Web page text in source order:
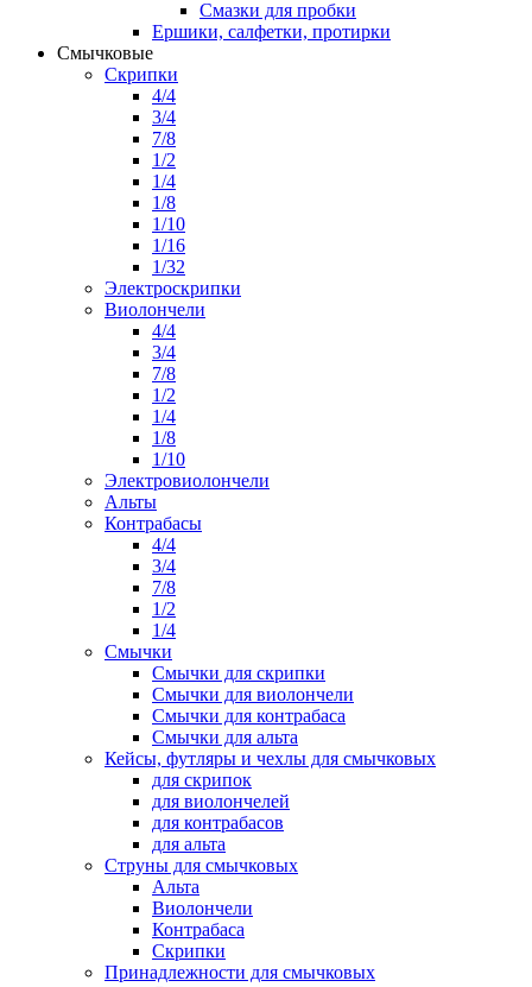
Смазки для пробки
Ершики, салфетки, протирки
Смычковые
Скрипки
4/4
3/4
7/8
1/2
1/4
1/8
1/10
1/16
1/32
Электроскрипки
Виолончели
4/4
3/4
7/8
1/2
1/4
1/8
1/10
Электровиолончели
Альты
Контрабасы
4/4
3/4
7/8
1/2
1/4
Смычки
Смычки для скрипки
Смычки для виолончели
Смычки для контрабаса
Смычки для альта
Кейсы, футляры и чехлы для смычковых
для скрипок
для виолончелей
для контрабасов
для альта
Струны для смычковых
Альта
Виолончели
Контрабаса
Скрипки
Принадлежности для смычковых